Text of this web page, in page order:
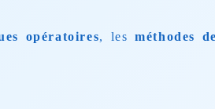
opératoires, lesméthodes